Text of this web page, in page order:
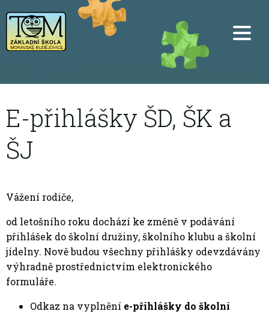
E-přihlášky ŠD, ŠK a
ŠJ
Vážení rodiče,
od letošního roku dochází ke změně v podávání
přihlášek do školní družiny, školního klubu a školní
jídelny. Nově budou všechny přihlášky odevzdávány
výhradně prostřednictvím elektronického
formuláře.
Odkaz na vyplnění e-přihlášky do školní